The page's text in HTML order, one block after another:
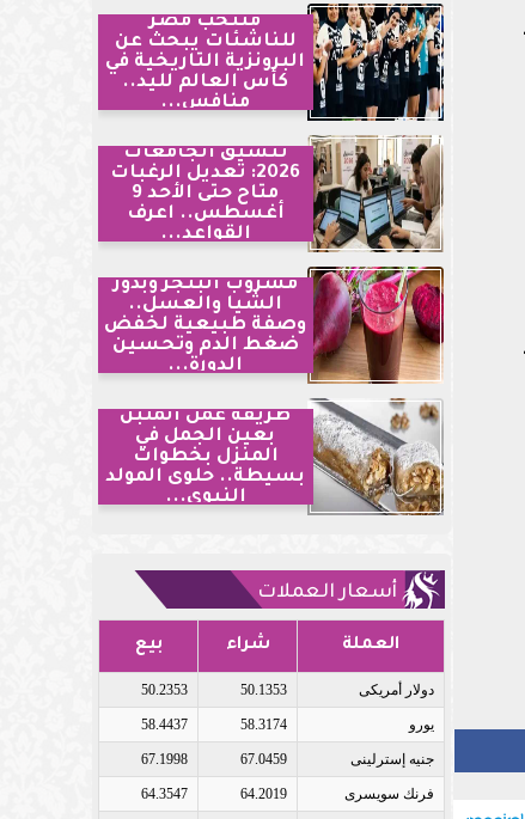
منتخب مصر
للناشئات يبحث عن
البرونزية التاريخية في
كأس العالم لليد..
منافس...
تنسيق الجامعات
2026: تعديل الرغبات
متاح حتى الأحد 9
أغسطس.. اعرف
القواعد...
مشروب البنجر وبذور
الشيا والعسل..
وصفة طبيعية لخفض
ضغط الدم وتحسين
الدورة...
طريقة عمل الملبن
بعين الجمل في
المنزل بخطوات
بسيطة.. حلوى المولد
النبوي...
أسعار العملات
العملة شراء بيع
دولار أمريكى 50.1353
50.2353
يورو 58.3174
58.4437
جنيه إسترلينى 67.0459
67.1998
فرنك سويسرى 64.2019
64.3547